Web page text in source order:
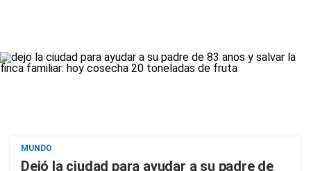
MUNDO
Dejó la ciudad para ayudar a su padre de